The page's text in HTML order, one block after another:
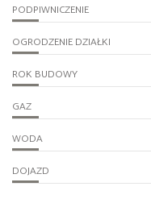
PODPIWNICZENIE
OGRODZENIE DZIAŁKI
ROK BUDOWY
GAZ
WODA
DOJAZD